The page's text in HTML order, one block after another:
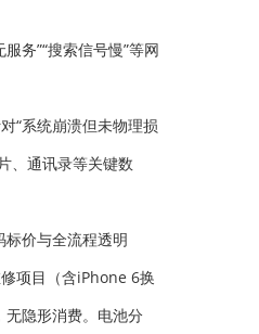
务”“搜索信号慢”等网
“系统崩溃但未物理损
、通讯录等关键数
标价与全流程透明
项目（含iPhone 6换
无隐形消费。电池分